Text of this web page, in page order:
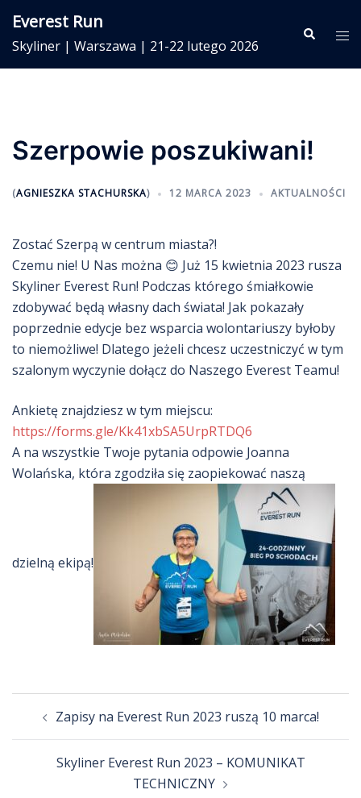
do
treści
Everest Run
Skyliner | Warszawa | 21-22 lutego 2026
Szerpowie poszukiwani!
(AGNIESZKA STACHURSKA) 12 MARCA 2023 AKTUALNOŚCI
Zostać Szerpą w centrum miasta?!
Czemu nie! U Nas można 😊 Już 15 kwietnia 2023 rusza
Skyliner Everest Run! Podczas którego śmiałkowie
zdobywać będą własny dach świata! Jak pokazały
poprzednie edycje bez wsparcia wolontariuszy byłoby
to niemożliwe! Dlatego jeżeli chcesz uczestniczyć w tym
szalonym wyczynie dołącz do Naszego Everest Teamu!
Ankietę znajdziesz w tym miejscu:
https://forms.gle/Kk41xbSA5UrpRTDQ6
A na wszystkie Twoje pytania odpowie Joanna
Wolańska, która zgodziła się zaopiekować naszą
dzielną ekipą!
wpisyZapisy na Everest Run 2023 ruszą 10 marca!
Skyliner Everest Run 2023 – KOMUNIKAT
TECHNICZNY